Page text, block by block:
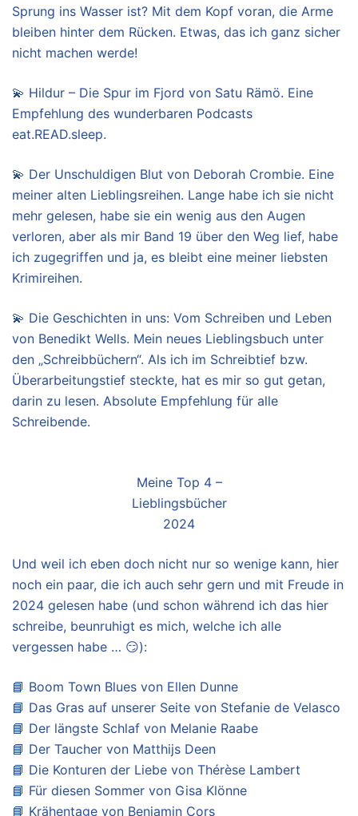
Sprung ins Wasser ist? Mit dem Kopf voran, die Arme
bleiben hinter dem Rücken. Etwas, das ich ganz sicher
nicht machen werde!
💫 Hildur – Die Spur im Fjord von Satu Rämö. Eine
Empfehlung des wunderbaren Podcasts
eat.READ.sleep.
💫 Der Unschuldigen Blut von Deborah Crombie. Eine
meiner alten Lieblingsreihen. Lange habe ich sie nicht
mehr gelesen, habe sie ein wenig aus den Augen
verloren, aber als mir Band 19 über den Weg lief, habe
ich zugegriffen und ja, es bleibt eine meiner liebsten
Krimireihen.
💫 Die Geschichten in uns: Vom Schreiben und Leben
von Benedikt Wells. Mein neues Lieblingsbuch unter
den „Schreibbüchern“. Als ich im Schreibtief bzw.
Überarbeitungstief steckte, hat es mir so gut getan,
darin zu lesen. Absolute Empfehlung für alle
Schreibende.
Meine Top 4 –
Lieblingsbücher
2024
Und weil ich eben doch nicht nur so wenige kann, hier
noch ein paar, die ich auch sehr gern und mit Freude in
2024 gelesen habe (und schon während ich das hier
schreibe, beunruhigt es mich, welche ich alle
vergessen habe … 😏):
📘 Boom Town Blues von Ellen Dunne
📘 Das Gras auf unserer Seite von Stefanie de Velasco
📘 Der längste Schlaf von Melanie Raabe
📘 Der Taucher von Matthijs Deen
📘 Die Konturen der Liebe von Thérèse Lambert
📘 Für diesen Sommer von Gisa Klönne
📘 Krähentage von Benjamin Cors